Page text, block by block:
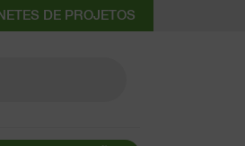
DE PROJETOS